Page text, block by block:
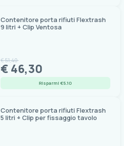
Contenitore porta rifiuti Flextrash
9 litri + Clip Ventosa
€ 51,40
€ 46,30
Risparmi €5.10
Contenitore porta rifiuti Flextrash
5 litri + Clip per fissaggio tavolo